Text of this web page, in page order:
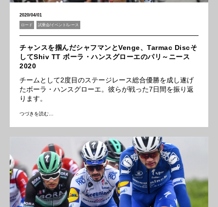
2020/04/01
ロード 試乗会/イベント/レース
チャンスを掴んだシャフマンとVenge、Tarmac Discそ
してShiv TT ボーラ・ハンスグローエのパリ～ニース
2020
チームとして2度目のステージレース総合優勝を成し遂げ
たボーラ・ハンスグローエ。彼らが戦った7日間を振り返
ります。
つづきを読む…